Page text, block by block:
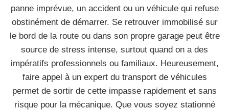
panne imprévue, un accident ou un véhicule qui refuse
obstinément de démarrer. Se retrouver immobilisé sur
le bord de la route ou dans son propre garage peut être
source de stress intense, surtout quand on a des
impératifs professionnels ou familiaux. Heureusement,
faire appel à un expert du transport de véhicules
permet de sortir de cette impasse rapidement et sans
risque pour la mécanique. Que vous soyez stationné